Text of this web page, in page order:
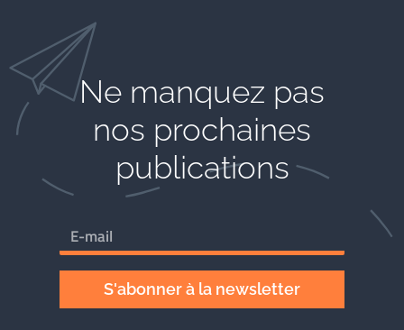
Ne manquez pas
nos prochaines
publications
S'abonner à la newsletter